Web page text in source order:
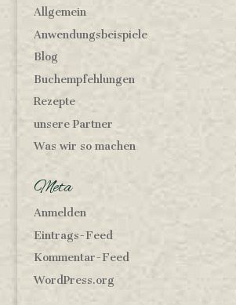
Allgemein
Anwendungsbeispiele
Blog
Buchempfehlungen
Rezepte
unsere Partner
Was wir so machen
Meta
Anmelden
Eintrags-Feed
Kommentar-Feed
WordPress.org